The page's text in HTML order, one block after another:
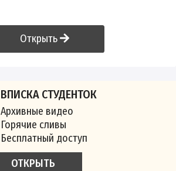
Открыть
ВПИСКА СТУДЕНТОК
Архивные видео
Горячие сливы
Бесплатный доступ
ОТКРЫТЬ